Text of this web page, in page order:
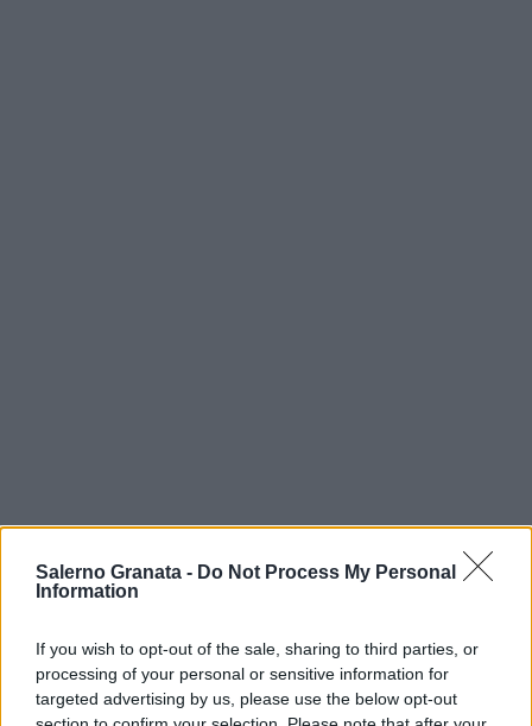
Salerno Granata - Do Not Process My Personal
Information
If you wish to opt-out of the sale, sharing to third parties, or
processing of your personal or sensitive information for
targeted advertising by us, please use the below opt-out